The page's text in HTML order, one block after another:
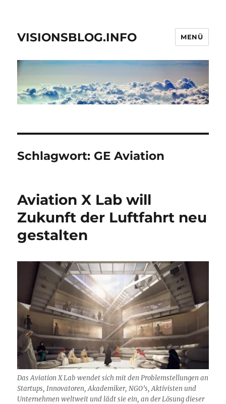
VISIONSBLOG.INFO MENÜ
Schlagwort: GE Aviation
Aviation X Lab will
Zukunft der Luftfahrt neu
gestalten
Das Aviation X Lab wendet sich mit den Problemstellungen an
Startups, Innovatoren, Akademiker, NGO’s, Aktivisten und
Unternehmen weltweit und lädt sie ein, an der Lösung dieser